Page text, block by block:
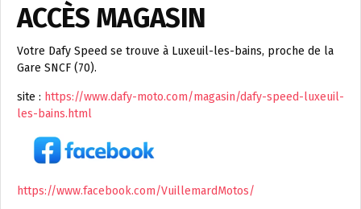
ACCÈS MAGASIN
Votre Dafy Speed se trouve à Luxeuil-les-bains, proche de la
Gare SNCF (70).
site : https://www.dafy-moto.com/magasin/dafy-speed-luxeuil-
les-bains.html
https://www.facebook.com/VuillemardMotos/